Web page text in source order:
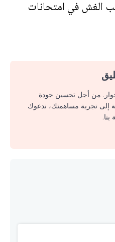
بسبب الغش في امتحانات
من أجل تحسين جودة
إلى تجربة مساهمتك، ندعوك